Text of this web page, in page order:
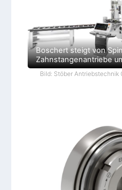
Boschert steigt von
Zahnstangenantriebe
Bild: Stöber Antriebstechnik